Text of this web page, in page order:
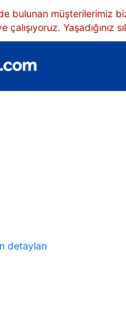
bulunan müşterilerimiz
çalışıyoruz.
detayları